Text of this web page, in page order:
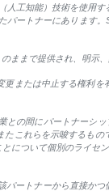
工知能）技術を使用
ートナーにあります
まで提供され、明示
または中止する権利
の間にパートナーシ
これらを示唆するも
ついて個別のライセ
ートナーから直接か